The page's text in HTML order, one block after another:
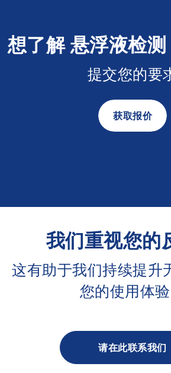
想了解 悬浮液检
提交您的要
获取报价
我们重视您的
这有助于我们持续提升
您的使用体验
请在此联系我们